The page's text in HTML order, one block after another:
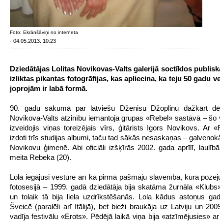
Foto: Ekrānšāviņi no interneta
· 04.05.2013. 10:23
Dziedātājas Lolitas Novikovas-Valts galerijā soctīklos
izliktas pikantas fotogrāfijas, kas apliecina, ka teju 50 gadu
joprojām ir labā formā.
90. gadu sākumā par latviešu Dženisu Džoplinu dažkārt
Novikova-Valts atzinību iemantoja grupas «Rebel» sastāvā – šo
izveidojis viņas toreizējais vīrs, ģitārists Igors Novikovs. Ar
izdoti trīs studijas albumi, taču tad sākās nesaskaņas –
Novikovu ģimenē. Abi oficiāli izšķīrās 2002. gada aprīlī,
meita Rebeka (20).
Lola iegājusi vēsturē arī kā pirmā pašmāju slavenība, kura
fotosesijā – 1999. gadā dziedātāja bija skatāma žurnāla
un tolaik tā bija liela uzdrīkstēšanās. Lola kādus astoņus
Šveicē (paralēli arī Itālijā), bet bieži braukāja uz Latviju un
vadīja festivālu «Erots». Pēdējā laikā viņa bija «atzīmējusies»